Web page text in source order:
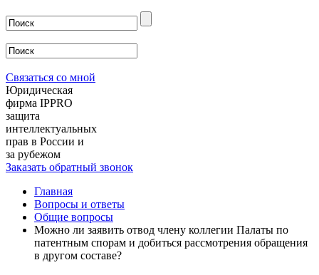
Связаться со мной
Юридическая
фирма IPPRO
защита
интеллектуальных
прав в России и
за рубежом
Заказать обратный звонок
Главная
Вопросы и ответы
Общие вопросы
Можно ли заявить отвод члену коллегии Палаты по
патентным спорам и добиться рассмотрения обращения
в другом составе?